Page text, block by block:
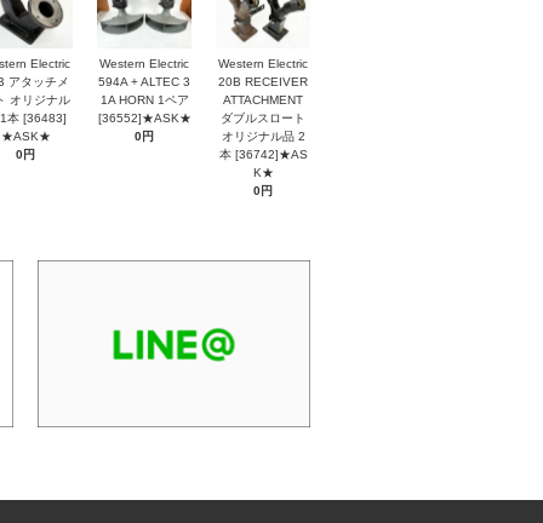
Electric
アタッチメ
オリジナル
本 [36483]
★ASK★
0円
Western Electric
594A + ALTEC 3
1A HORN 1ペア
[36552]★ASK★
0円
Western Electric
20B RECEIVER
ATTACHMENT
ダブルスロート
オリジナル品 2
本 [36742]★AS
K★
0円